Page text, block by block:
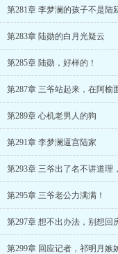
第281章 李梦澜的孩子不是陆
第283章 陆勋的白月光疑云
第285章 陆勋，好样的！
第287章 三爷站起来，在阿榆
第289章 心机老男人的狗
第291章 李梦澜逼宫陆家
第293章 三爷出了名不讲道理
第295章 三爷老公力满满！
第297章 想不出办法，别想回
第299章 回应记者，祁明月嫉